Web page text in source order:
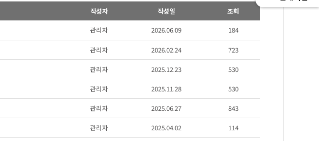
작성자 작성일 조회
관리자 2026.06.09 184
관리자 2026.02.24 723
관리자 2025.12.23 530
관리자 2025.11.28 530
관리자 2025.06.27 843
관리자 2025.04.02 114